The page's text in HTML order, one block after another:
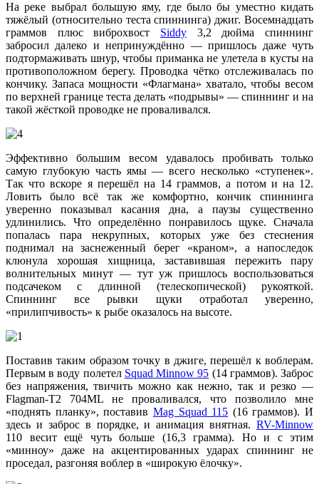
На реке выбрал большую яму, где было бы уместно кидать
тяжёлый (относительно теста спиннинга) джиг. Восемнадцать
граммов плюс виброхвост Siddy 3,2 дюйма спиннинг
забросил далеко и непринуждённо — пришлось даже чуть
подтормаживать шнур, чтобы приманка не улетела в кусты на
противоположном берегу. Проводка чётко отслеживалась по
кончику. Запаса мощности «Флагмана» хватало, чтобы весом
по верхней границе теста делать «подрывы» — спиннинг и на
такой жёсткой проводке не проваливался.
Эффективно большим весом удавалось пробивать только
самую глубокую часть ямы — всего несколько «ступенек».
Так что вскоре я перешёл на 14 граммов, а потом и на 12.
Ловить было всё так же комфортно, кончик спиннинга
уверенно показывал касания дна, а паузы существенно
удлинились. Что определённо понравилось щуке. Сначала
попалась пара некрупных, которых уже без стеснения
поднимал на заснеженный берег «краном», а напоследок
клюнула хорошая хищница, заставившая пережить пару
волнительных минут — тут уж пришлось воспользоваться
подсачеком с длинной (телескопической) рукояткой.
Спиннинг все рывки щуки отработал уверенно,
«прилипчивость» к рыбе оказалось на высоте.
Поставив таким образом точку в джиге, перешёл к воблерам.
Первым в воду полетел Squad Minnow 95 (14 граммов). Заброс
без напряжения, твичить можно как нежно, так и резко —
Flagman-T2 704ML не проваливался, что позволило мне
«поднять планку», поставив Mag Squad 115 (16 граммов). И
здесь и заброс в порядке, и анимация внятная. RV-Minnow
110
весит ещё чуть больше (16,3 грамма). Но и с этим
«минноу» даже на акцентированных ударах спиннинг не
проседал, разгоняя воблер в «широкую ёлочку».